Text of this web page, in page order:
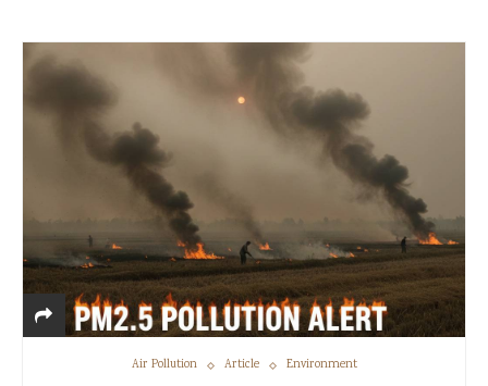
Air Pollution Article Environment